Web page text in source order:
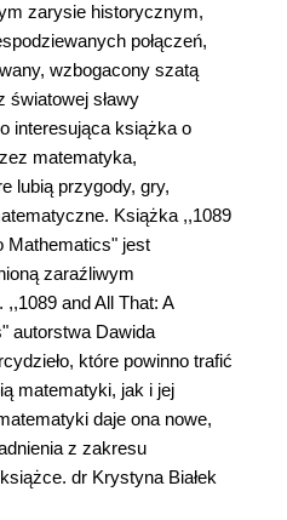
zarysie historycznym,
połączeń,
wzbogacony szatą
światowej sławy
interesująca książka o
matematyka,
lubią przygody, gry,
Książka ,,1089
Mathematics" jest
zaraźliwym
and All That: A
autorstwa Dawida
które powinno trafić
matematyki, jak i jej
daje ona nowe,
z zakresu
dr Krystyna Białek